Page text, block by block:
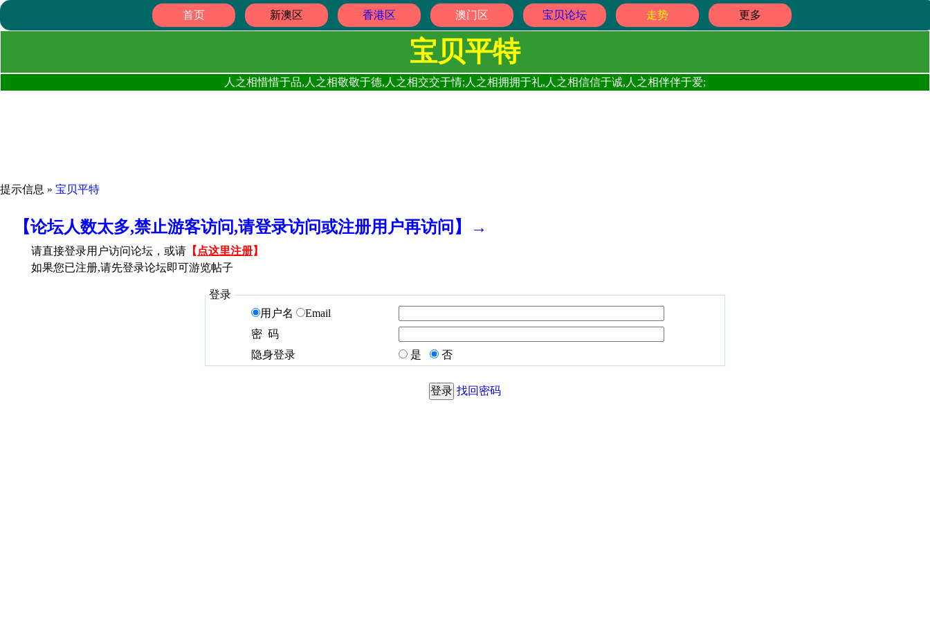
首页 新澳区 香港区 澳门区 宝贝论坛 走势 更多
宝贝平特
人之相惜惜于品,人之相敬敬于德,人之相交交于情;人之相拥拥于礼,人之相信信于诚,人之相伴伴于爱;
提示信息 » 宝贝平特
【论坛人数太多,禁止游客访问,请登录访问或注册用户再访问】→
请直接登录用户访问论坛，或请 【 点这里注册】
如果您已注册,请先登录论坛即可游览帖子
登录
用户名
Email
密 码
隐身登录
是 否
找回密码